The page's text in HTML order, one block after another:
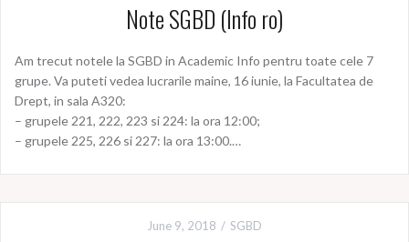
Note SGBD (Info ro)
Am trecut notele la SGBD in Academic Info pentru toate cele 7
grupe. Va puteti vedea lucrarile maine, 16 iunie, la Facultatea de
Drept, in sala A320:
– grupele 221, 222, 223 si 224: la ora 12:00;
– grupele 225, 226 si 227: la ora 13:00.…
June 9, 2018 SGBD